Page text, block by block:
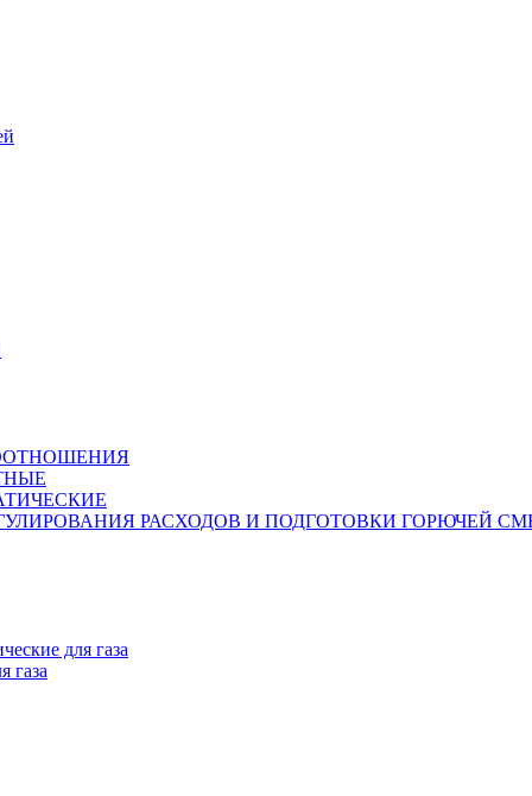
РАСХОДОВ И ПОДГОТОВКИ ГОРЮЧЕЙ
для газа
газа